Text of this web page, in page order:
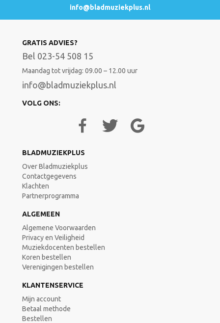
info@bladmuziekplus.nl
GRATIS ADVIES?
Bel 023-54 508 15
Maandag tot vrijdag: 09.00 – 12.00 uur
info@bladmuziekplus.nl
VOLG ONS:
BLADMUZIEKPLUS
Over Bladmuziekplus
Contactgegevens
Klachten
Partnerprogramma
ALGEMEEN
Algemene Voorwaarden
Privacy en Veiligheid
Muziekdocenten bestellen
Koren bestellen
Verenigingen bestellen
KLANTENSERVICE
Mijn account
Betaal methode
Bestellen